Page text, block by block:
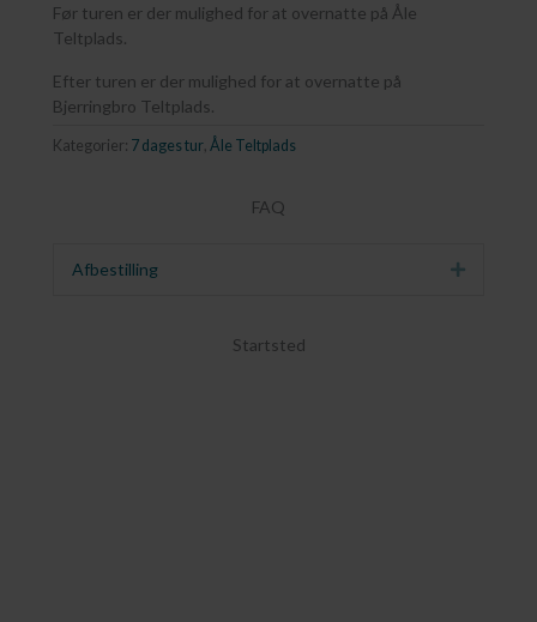
Før turen er der mulighed for at overnatte på Åle
Teltplads.
Efter turen er der mulighed for at overnatte på
Bjerringbro Teltplads.
Kategorier: 7 dages tur Åle Teltplads
FAQ
Afbestilling Udvid
Startsted